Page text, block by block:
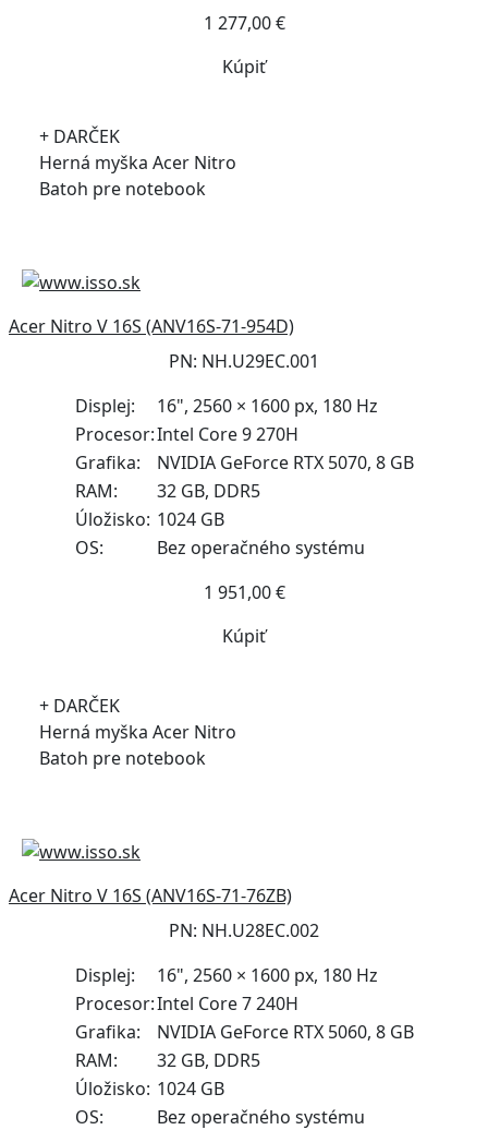
1 277,00 €
Kúpiť
+ DARČEK
Herná myška Acer Nitro
Batoh pre notebook
Acer Nitro V 16S (ANV16S-71-954D)
PN: NH.U29EC.001
Displej:
16", 2560 × 1600 px, 180 Hz
Procesor:Intel Core 9 270H
Grafika:
NVIDIA GeForce RTX 5070, 8 GB
RAM:
32 GB, DDR5
Úložisko: 1024 GB
OS:
Bez operačného systému
1 951,00 €
Kúpiť
+ DARČEK
Herná myška Acer Nitro
Batoh pre notebook
Acer Nitro V 16S (ANV16S-71-76ZB)
PN: NH.U28EC.002
Displej:
16", 2560 × 1600 px, 180 Hz
Procesor:Intel Core 7 240H
Grafika:
NVIDIA GeForce RTX 5060, 8 GB
RAM:
32 GB, DDR5
Úložisko: 1024 GB
OS:
Bez operačného systému